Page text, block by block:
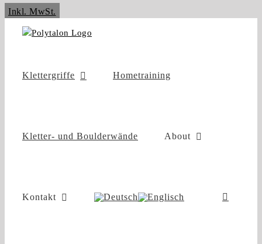
Inkl. MwSt.
springen
Klettergriffe Hometraining
Kletter- und Boulderwände About
Kontakt